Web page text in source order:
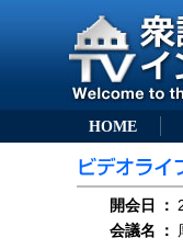
HOME
開会日 ：
会議名
：